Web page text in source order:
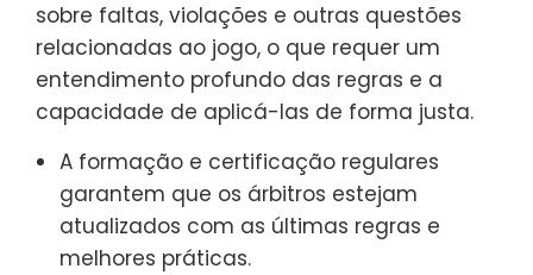
sobre faltas, violações e outras questões
relacionadas ao jogo, o que requer um
entendimento profundo das regras e a
capacidade de aplicá-las de forma justa.
A formação e certificação regulares
garantem que os árbitros estejam
atualizados com as últimas regras e
melhores práticas.